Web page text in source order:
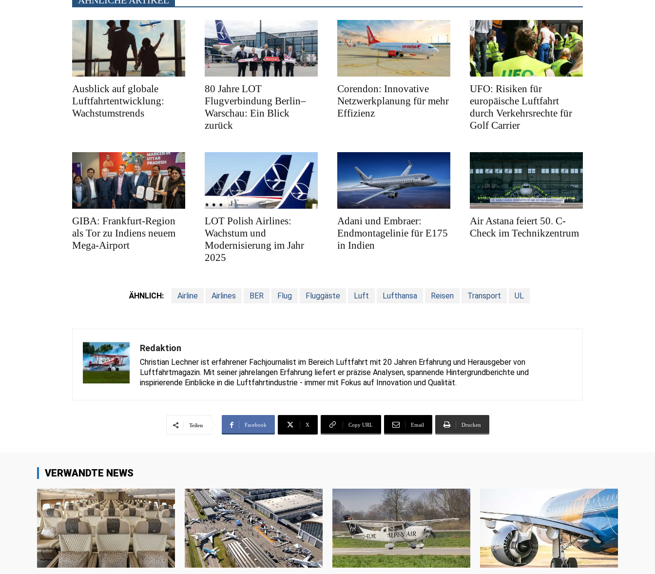
Ausblick auf globale
Luftfahrtentwicklung:
Wachstumstrends
80 Jahre LOT
Flugverbindung Berlin–
Warschau: Ein Blick
zurück
Corendon: Innovative
Netzwerkplanung für mehr
Effizienz
UFO: Risiken für
europäische Luftfahrt
durch Verkehrsrechte für
Golf Carrier
GIBA: Frankfurt-Region
als Tor zu Indiens neuem
Mega-Airport
LOT Polish Airlines:
Wachstum und
Modernisierung im Jahr
2025
Adani und Embraer:
Endmontagelinie für E175
in Indien
Air Astana feiert 50. C-
Check im Technikzentrum
ÄHNLICH: Airline Airlines BER Flug Fluggäste Luft Lufthansa Reisen Transport UL
Redaktion
Christian Lechner ist erfahrener Fachjournalist im Bereich Luftfahrt mit 20 Jahren Erfahrung und Herausgeber von
Luftfahrtmagazin. Mit seiner jahrelangen Erfahrung liefert er präzise Analysen, spannende Hintergrundberichte und
inspirierende Einblicke in die Luftfahrtindustrie - immer mit Fokus auf Innovation und Qualität.
Teilen Facebook X Copy URL Email Drucken
VERWANDTE NEWS